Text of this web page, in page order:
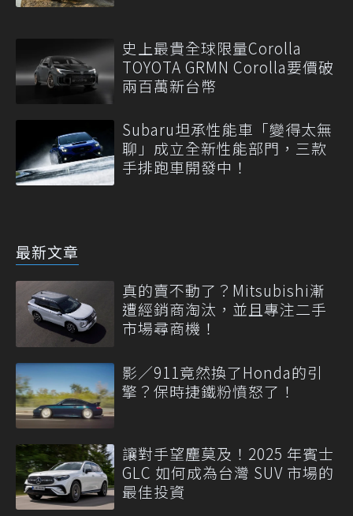
史上最貴全球限量Corolla
TOYOTA GRMN Corolla要價破
兩百萬新台幣
Subaru坦承性能車「變得太無
聊」成立全新性能部門，三款
手排跑車開發中！
最新文章
真的賣不動了？Mitsubishi漸
遭經銷商淘汰，並且專注二手
市場尋商機！
影／911竟然換了Honda的引
擎？保時捷鐵粉憤怒了！
讓對手望塵莫及！2025 年賓士
GLC 如何成為台灣 SUV 市場的
最佳投資